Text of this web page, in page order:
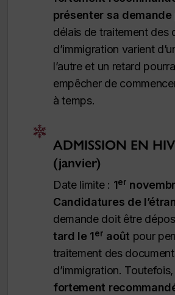
présenter sa demande
délais de traitement des
d’immigration varient
l’autre et un retard
empêcher de
à temps.
ADMISSION EN
(janvier)
Date limite : 1er
Candidatures de
demande doit être
tard le 1er août pour
traitement des
d’immigration. Toutefois,
fortement